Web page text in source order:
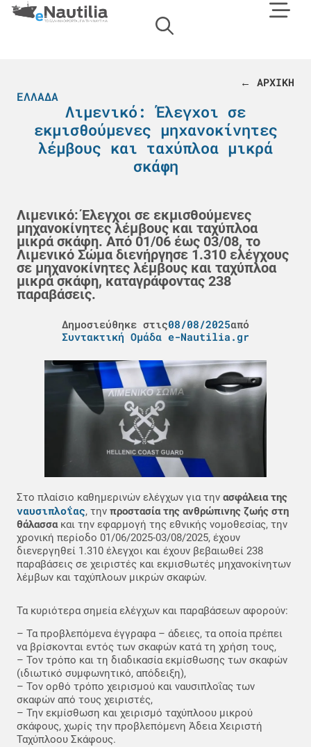
← ΑΡΧΙΚΗ
ΕΛΛΆΔΑ
Λιμενικό: Έλεγχοι σε
εκμισθούμενες μηχανοκίνητες
λέμβους και ταχύπλοα μικρά
σκάφη
Λιμενικό: Έλεγχοι σε εκμισθούμενες
μηχανοκίνητες λέμβους και ταχύπλοα
μικρά σκάφη. Από 01/06 έως 03/08, το
Λιμενικό Σώμα διενήργησε 1.310 ελέγχους
σε μηχανοκίνητες λέμβους και ταχύπλοα
μικρά σκάφη, καταγράφοντας 238
παραβάσεις.
Δημοσιεύθηκε στις08/08/2025από
Συντακτική Ομάδα e-Nautilia.gr
Στο πλαίσιο καθημερινών ελέγχων για την ασφάλεια της
ναυσιπλοΐας, την προστασία της ανθρώπινης ζωής στη
θάλασσα και την εφαρμογή της εθνικής νομοθεσίας, την
χρονική περίοδο 01/06/2025-03/08/2025, έχουν
διενεργηθεί 1.310 έλεγχοι και έχουν βεβαιωθεί 238
παραβάσεις σε χειριστές και εκμισθωτές μηχανοκίνητων
λέμβων και ταχύπλοων μικρών σκαφών.
Τα κυριότερα σημεία ελέγχων και παραβάσεων αφορούν:
– Τα προβλεπόμενα έγγραφα – άδειες, τα οποία πρέπει
να βρίσκονται εντός των σκαφών κατά τη χρήση τους,
– Τον τρόπο και τη διαδικασία εκμίσθωσης των σκαφών
(ιδιωτικό συμφωνητικό, απόδειξη),
– Τον ορθό τρόπο χειρισμού και ναυσιπλοΐας των
σκαφών από τους χειριστές,
– Την εκμίσθωση και χειρισμό ταχύπλοου μικρού
σκάφους, χωρίς την προβλεπόμενη Άδεια Χειριστή
Ταχύπλοου Σκάφους.